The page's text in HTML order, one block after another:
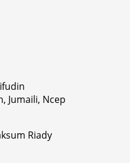
Jumaili, Ncep
Riady